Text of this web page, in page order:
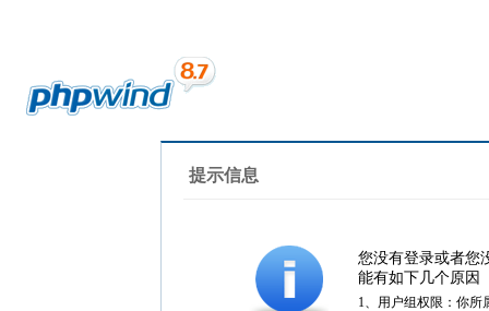
提示信息
您没有登录或者您
能有如下几个原因
1、用户组权限：你所